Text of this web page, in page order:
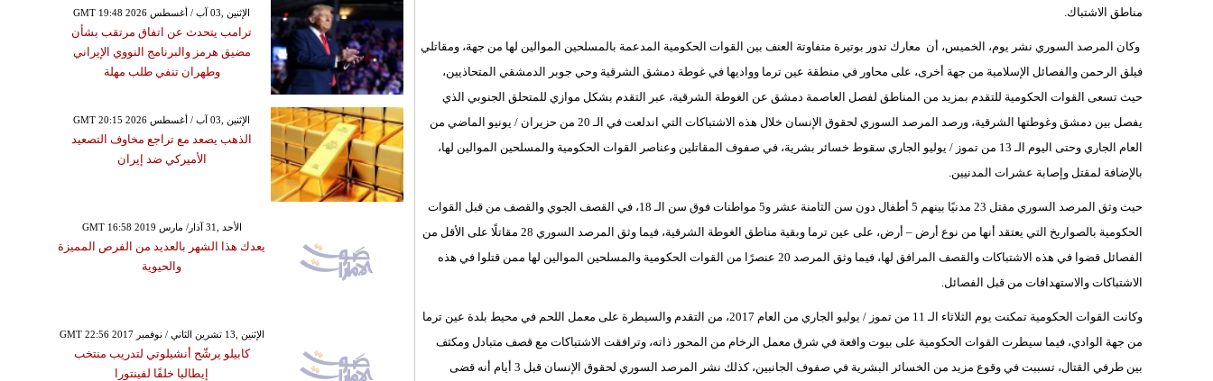
مناطق الاشتباك.
وكان المرصد السوري نشر يوم، الخميس، أن معارك تدور بوتيرة متفاوتة العنف بين القوات الحكومية المدعمة بالمسلحين الموالين لها من جهة، ومقاتلي
فيلق الرحمن والفصائل الإسلامية من جهة أخرى، على محاور في منطقة عين ترما وواديها في غوطة دمشق الشرقية وحي جوبر الدمشقي المتحاذيين،
حيث تسعى القوات الحكومية للتقدم بمزيد من المناطق لفصل العاصمة دمشق عن الغوطة الشرقية، عبر التقدم بشكل موازي للمتحلق الجنوبي الذي
يفصل بين دمشق وغوطتها الشرقية، ورصد المرصد السوري لحقوق الإنسان خلال هذه الاشتباكات التي اندلعت في الـ 20 من حزيران / يونيو الماضي من
العام الجاري وحتى اليوم الـ 13 من تموز / يوليو الجاري سقوط خسائر بشرية، في صفوف المقاتلين وعناصر القوات الحكومية والمسلحين الموالين لها،
بالإضافة لمقتل وإصابة عشرات المدنيين.
حيث وثق المرصد السوري مقتل 23 مدنيًا بينهم 5 أطفال دون سن الثامنة عشر و5 مواطنات فوق سن الـ 18، في القصف الجوي والقصف من قبل القوات
الحكومية بالصواريخ التي يعتقد أنها من نوع أرض – أرض، على عين ترما وبقية مناطق الغوطة الشرقية، فيما وثق المرصد السوري 28 مقاتلًا على الأقل من
الفصائل قضوا في هذه الاشتباكات والقصف المرافق لها، فيما وثق المرصد 20 عنصرًا من القوات الحكومية والمسلحين الموالين لها ممن قتلوا في هذه
الاشتباكات والاستهدافات من قبل الفصائل.
وكانت القوات الحكومية تمكنت يوم الثلاثاء الـ 11 من تموز / يوليو الجاري من العام 2017، من التقدم والسيطرة على معمل اللحم في محيط بلدة عين ترما
من جهة الوادي، فيما سيطرت القوات الحكومية على بيوت واقعة في شرق معمل الرخام من المحور ذاته، وترافقت الاشتباكات مع قصف متبادل ومكثف
بين طرفي القتال، تسببت في وقوع مزيد من الخسائر البشرية في صفوف الجانبين، كذلك نشر المرصد السوري لحقوق الإنسان قبل 3 أيام أنه قضى
GMT 19:48 2026 الإثنين ,03 آب / أغسطس
ترامب يتحدث عن اتفاق مرتقب بشأن
مضيق هرمز والبرنامج النووي الإيراني
وطهران تنفي طلب مهلة
GMT 20:15 2026 الإثنين ,03 آب / أغسطس
الذهب يصعد مع تراجع مخاوف التصعيد
الأميركي ضد إيران
GMT 16:58 2019 الأحد ,31 آذار/ مارس
يعدك هذا الشهر بالعديد من الفرص المميزة
والحيوية
GMT 22:56 2017 الإثنين ,13 تشرين الثاني / نوفمبر
كابيلو يرشّح أنشيلوتي لتدريب منتخب
إيطاليا خلفًا لفينتورا